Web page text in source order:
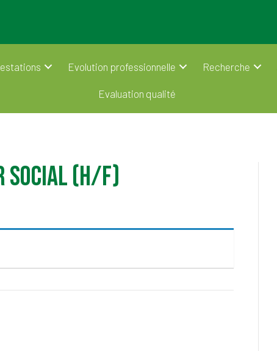
Evolution professionnelle Recherche
Evaluation qualité
(H/F)